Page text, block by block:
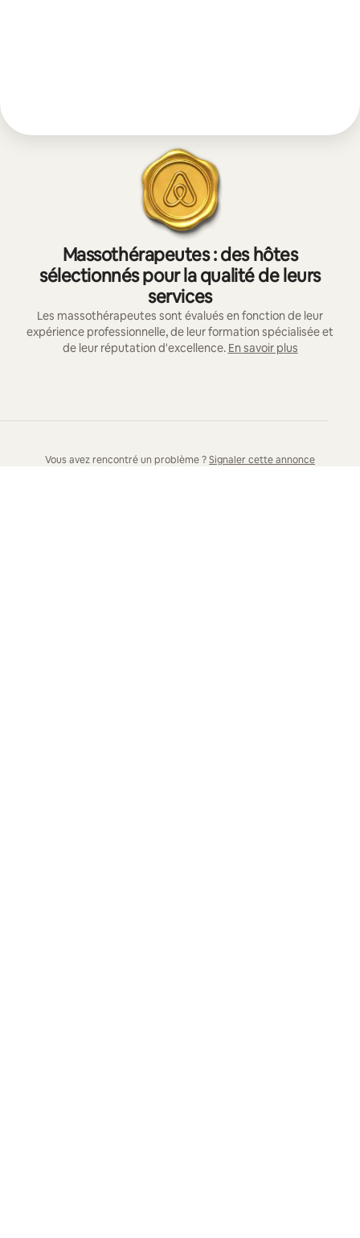
Massothérapeutes : des hôtes
sélectionnés pour la qualité de leurs
services
Les massothérapeutes sont évalués en fonction de leur
expérience professionnelle, de leur formation spécialisée et
de leur réputation d'excellence. En savoir plus
Vous avez rencontré un problème ?Signaler cette annonce